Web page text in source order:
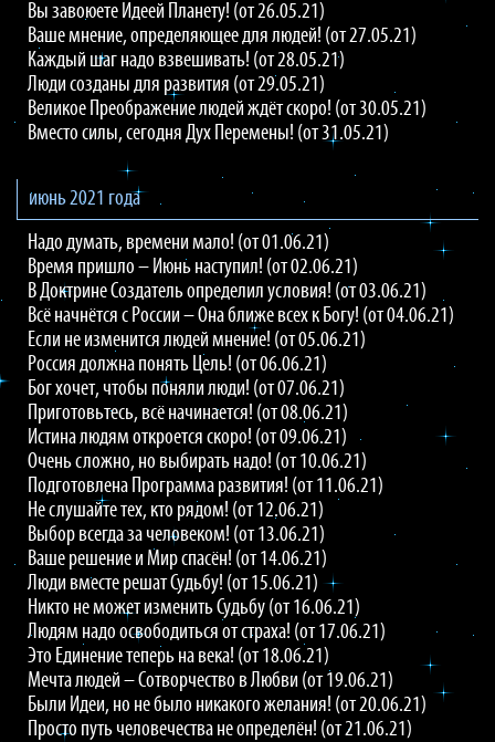
Вы завоюете Идеей Планету! (от 26.05.21)
Ваше мнение, определяющее для людей! (от 27.05.21)
Каждый шаг надо взвешивать! (от 28.05.21)
Люди созданы для развития (от 29.05.21)
Великое Преображение людей ждёт скоро! (от 30.05.21)
Вместо силы, сегодня Дух Перемены! (от 31.05.21)
июнь 2021 года
Надо думать, времени мало! (от 01.06.21)
Время пришло – Июнь наступил! (от 02.06.21)
В Доктрине Создатель определил условия! (от 03.06.21)
Всё начнётся с России – Она ближе всех к Богу! (от 04.06.21)
Если не изменится людей мнение! (от 05.06.21)
Россия должна понять Цель! (от 06.06.21)
Бог хочет, чтобы поняли люди! (от 07.06.21)
Приготовьтесь, всё начинается! (от 08.06.21)
Истина людям откроется скоро! (от 09.06.21)
Очень сложно, но выбирать надо! (от 10.06.21)
Подготовлена Программа развития! (от 11.06.21)
Не слушайте тех, кто рядом! (от 12.06.21)
Выбор всегда за человеком! (от 13.06.21)
Ваше решение и Мир спасён! (от 14.06.21)
Люди вместе решат Судьбу! (от 15.06.21)
Никто не может изменить Судьбу (от 16.06.21)
Людям надо освободиться от страха! (от 17.06.21)
Это Единение теперь на века! (от 18.06.21)
Мечта людей – Сотворчество в Любви (от 19.06.21)
Были Идеи, но не было никакого желания! (от 20.06.21)
Просто путь человечества не определён! (от 21.06.21)